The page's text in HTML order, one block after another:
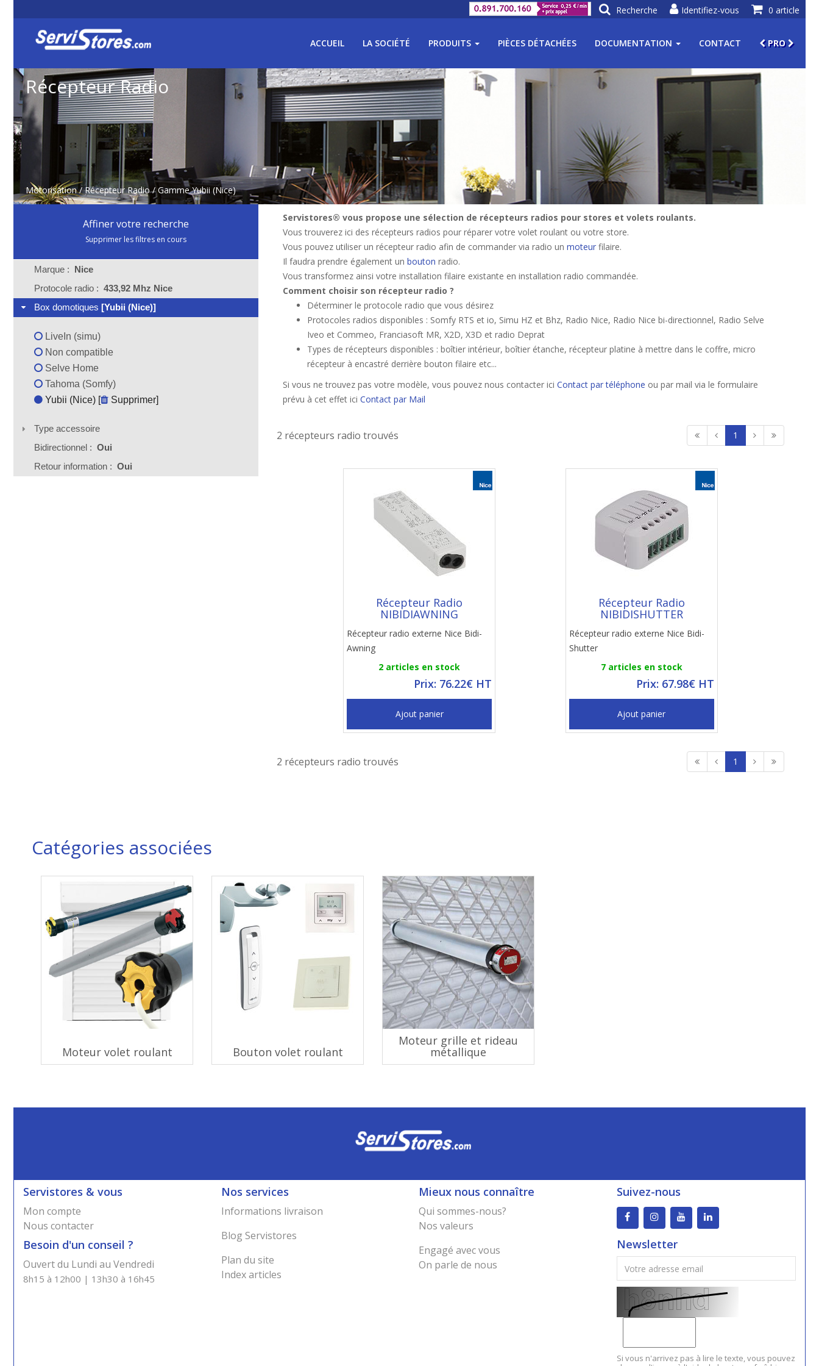
0 article
Identifiez-vous
Recherche
ACCUEIL LA SOCIÉTÉ PRODUITS PIÈCES DÉTACHÉES DOCUMENTATION CONTACT PRO
Récepteur Radio
Motorisation /Récepteur Radio / Gamme Yubii (Nice)
Affiner votre recherche
Supprimer les filtres en cours
Marque : Nice
Protocole radio : 433,92 Mhz Nice
Box domotiques [Yubii (Nice)]
LiveIn (simu)
Non compatible
Selve Home
Tahoma (Somfy)
Yubii (Nice) [
Supprimer]
Type accessoire
Bidirectionnel : Oui
Retour information : Oui
Servistores® vous propose une sélection de récepteurs radios pour stores et volets roulants.
Vous trouverez ici des récepteurs radios pour réparer votre volet roulant ou votre store.
Vous pouvez utiliser un récepteur radio afin de commander via radio un moteurfilaire.
Il faudra prendre également un bouton radio.
Vous transformez ainsi votre installation filaire existante en installation radio commandée.
Comment choisir son récepteur radio ?
Déterminer le protocole radio que vous désirez
Protocoles radios disponibles : Somfy RTS et io, Simu HZ et Bhz, Radio Nice, Radio Nice bi-directionnel, Radio Selve
Iveo et Commeo, Franciasoft MR, X2D, X3D et radio Deprat
Types de récepteurs disponibles : boîtier intérieur, boîtier étanche, récepteur platine à mettre dans le coffre, micro
récepteur à encastré derrière bouton filaire etc...
Si vous ne trouvez pas votre modèle, vous pouvez nous contacter ici Contact par téléphone ou par mail via le formulaire
prévu à cet effet ici Contact par Mail
2 récepteurs radio trouvés 1
Récepteur Radio
NIBIDIAWNING
Récepteur radio externe Nice Bidi-
Awning
2 articles en stock
Prix: 76.22€ HT
Ajout panier
Récepteur Radio
NIBIDISHUTTER
Récepteur radio externe Nice Bidi-
Shutter
7 articles en stock
Prix: 67.98€ HT
Ajout panier
2 récepteurs radio trouvés 1
Catégories associées
Moteur volet roulant Bouton volet roulant
Moteur grille et rideau
métallique
Servistores & vous
Mon compte
Nous contacter
Besoin d'un conseil ?
Ouvert du Lundi au Vendredi
8h15 à 12h00 | 13h30 à 16h45
Nos services
Informations livraison
Blog Servistores
Plan du site
Index articles
Mieux nous connaître
Qui sommes-nous?
Nos valeurs
Engagé avec vous
On parle de nous
Suivez-nous
Newsletter
Si vous n'arrivez pas à lire le texte, vous pouvez